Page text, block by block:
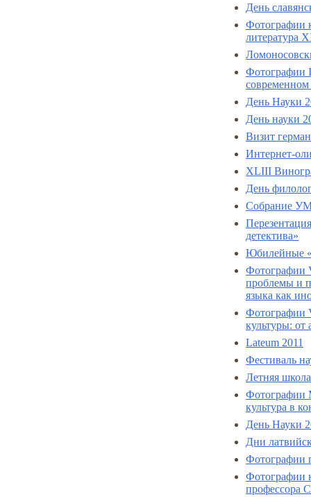
День
Фотографии
литература
Фотографии
День Науки
День науки
Визит
Интернет-
XLIII
День
Собрание
детектива»
Юбилейные
Фотографии
проблемы и
языка как
Фотографии
культуры: от
Lateum 2011
Фестиваль
Летняя
Фотографии
культура в
День Науки
Дни
Фотографии
Фотографии
профессора